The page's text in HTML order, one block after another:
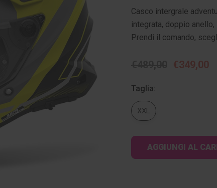
Casco intergrale
integrata, doppio
Prendi il comando,
€349,00
Taglia:
XXL
Disponibilità